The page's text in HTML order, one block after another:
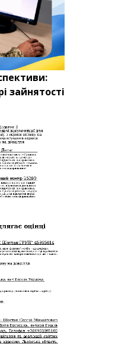
зайнятості